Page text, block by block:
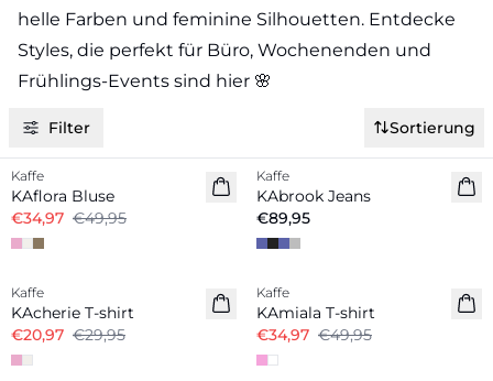
helle Farben und feminine Silhouetten. Entdecke
Styles, die perfekt für Büro, Wochenenden und
Frühlings-Events sind hier 🌸
Filter Sortierung
-30%
Kaffe
KAflora Bluse
€34,97 €49,95
Kaffe
KAbrook Jeans
€89,95
-30%
Kaffe
KAcherie T-shirt
€20,97 €29,95
-30%
Kaffe
KAmiala T-shirt
€34,97 €49,95
-30% -50%